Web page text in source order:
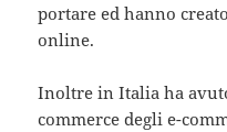
portare ed hanno
online.
Inoltre in Italia ha
commerce degli e-